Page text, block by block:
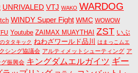
UNRIVALED VTJ WAKO WARDOG
WINDY Super Fight WMC WOWOW
Youtube ZAIMAX MUAYTHAI ZST いぶ
タタキック ねわざワールド品川 はまっこムエ
シング協議会 アルティメットシューティング ア
振興会 キングダムエルガイツ ギー